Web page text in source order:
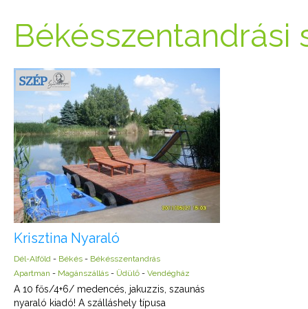
Békésszentandrási
Krisztina Nyaraló
Dél-Alföld - Békés - Békésszentandrás
Apartman - Magánszállás - Üdülő - Vendégház
A 10 fős/4+6/ medencés, jakuzzis, szaunás
nyaraló kiadó! A szálláshely típusa